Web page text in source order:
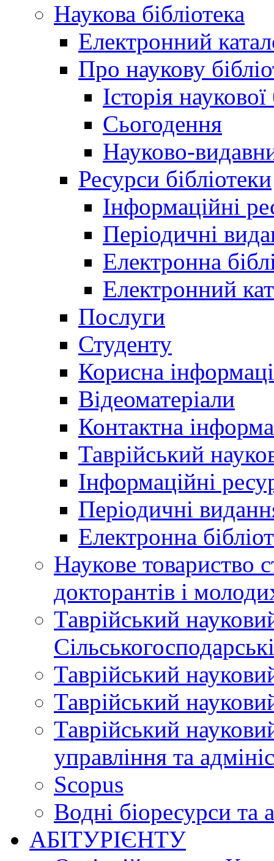
Наукова бібліотека
Електронний
Про наукову
Історія
Сьогодення
Науково-
Ресурси бібліотеки
Інформаційні
Періодичні
Електронна
Електронний
Послуги
Студенту
Корисна
Відеоматеріали
Контактна
Таврійський
Інформаційні
Періодичні
Електронна
Наукове товариство
докторантів і
Таврійський
Таврійський
Таврійський
Таврійський
управління та
Scopus
Водні біоресурси та
АБІТУРІЄНТУ